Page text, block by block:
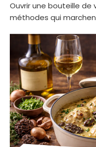
Ouvrir une bouteille de
méthodes qui